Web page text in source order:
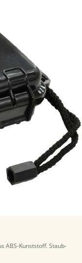
ABS-Kunststoff. Staub-